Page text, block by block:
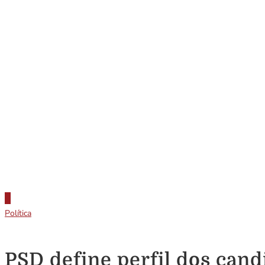
Política
PSD define perfil dos